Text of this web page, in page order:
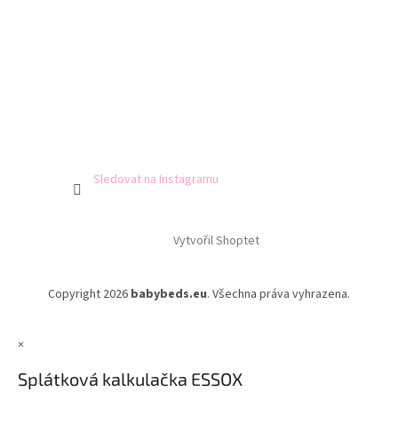
Sledovat na Instagramu
Vytvořil Shoptet
Copyright 2026 babybeds.eu. Všechna práva vyhrazena.
×
Splátková kalkulačka ESSOX